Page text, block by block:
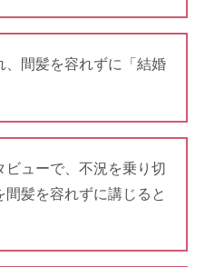
、間髪を容れずに「結婚
ビューで、不況を乗り切
髪を容れずに講じると